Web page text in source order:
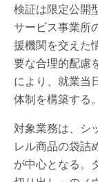
検証は限定公開
サービス事業所
援機関を交えた
要な合理的配慮
により、就業当
体制を構築する。
対象業務は、シ
レル商品の袋詰
が中心となる。